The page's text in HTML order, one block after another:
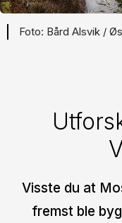
Bård Alsvik /
Visste du at
fremst ble